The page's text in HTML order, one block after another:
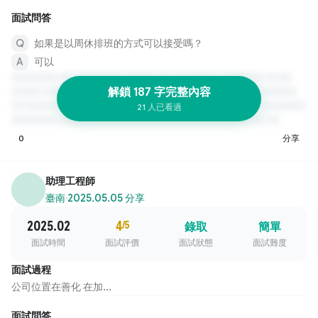
面試問答
如果是以周休排班的方式可以接受嗎？
可以
解鎖 187 字完整內容
21 人已看過
0 分享
助理工程師
臺南·2025.05.05 分享
2025.02
面試時間
4/5
面試評價
錄取
面試狀態
簡單
面試難度
面試過程
公司位置在善化 在加...
面試問答